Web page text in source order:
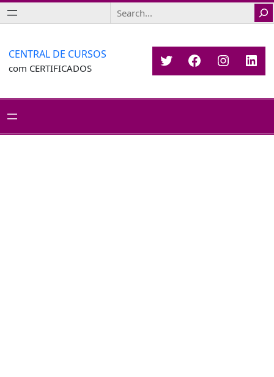
Saltar
para
conteúdo
Search
CENTRAL DE CURSOS
com CERTIFICADOS TwitterFacebook